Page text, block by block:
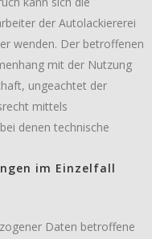
der Autolackiererei
wenden. Der betroffenen
mit der Nutzung
ungeachtet der
mittels
denen technische
im Einzelfall
Daten betroffene